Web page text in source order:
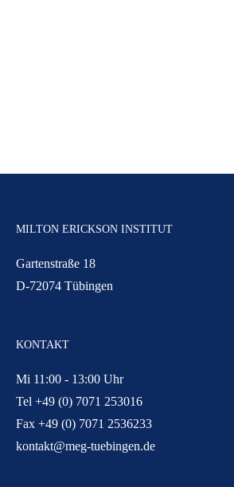
MILTON ERICKSON INSTITUT
Gartenstraße 18
D-72074 Tübingen
KONTAKT
Mi 11:00 - 13:00 Uhr
Tel +49 (0) 7071 253016
Fax +49 (0) 7071 2536233
kontakt@meg-tuebingen.de